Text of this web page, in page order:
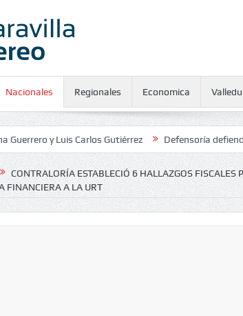
Nacionales Regionales Economica
Luis Carlos Gutiérrez Defensoría defiende ante el
CONTRALORÍA ESTABLECIÓ 6 HALLAZGOS FISCALES
FINANCIERA A LA URT